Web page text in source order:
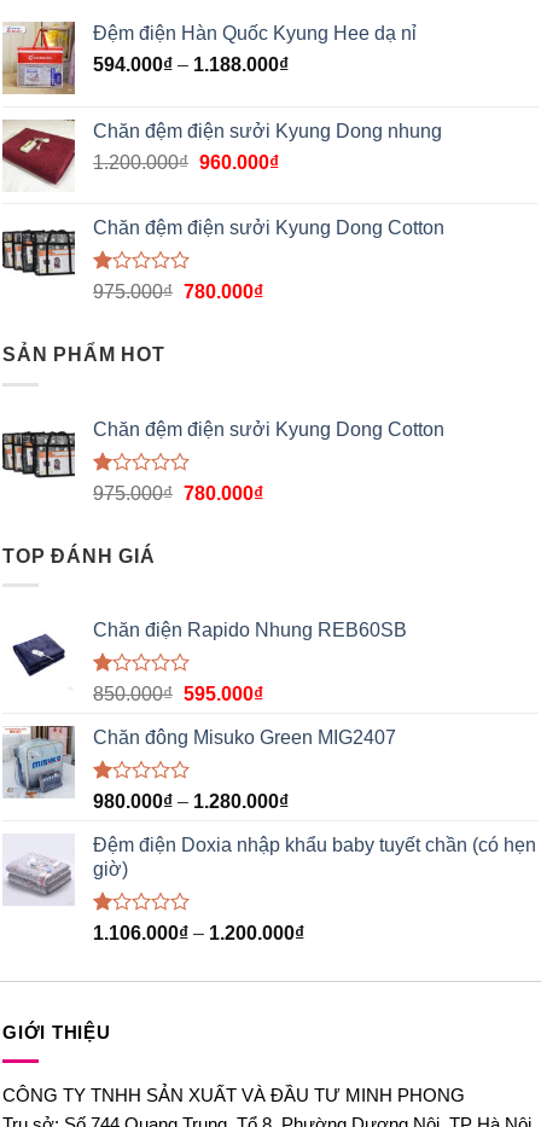
Đệm điện Hàn Quốc Kyung Hee dạ nỉ
594.000₫ – 1.188.000₫
Chăn đệm điện sưởi Kyung Dong nhung
1.200.000₫ 960.000₫
Chăn đệm điện sưởi Kyung Dong Cotton
Được
1.00
5
975.000₫ 780.000₫
SẢN PHẨM HOT
Chăn đệm điện sưởi Kyung Dong Cotton
Được
1.00
5
975.000₫ 780.000₫
TOP ĐÁNH GIÁ
Chăn điện Rapido Nhung REB60SB
Được
hạng
1.00
5
850.000₫ 595.000₫
Chăn đông Misuko Green MIG2407
Được
hạng
1.00
5
sao
980.000₫ – 1.280.000₫
Đệm điện Doxia nhập khẩu baby tuyết chần (có hẹn
giờ)
Được
1.00
sao
1.106.000₫ – 1.200.000₫
GIỚI THIỆU
CÔNG TY TNHH SẢN XUẤT VÀ ĐẦU TƯ MINH PHONG